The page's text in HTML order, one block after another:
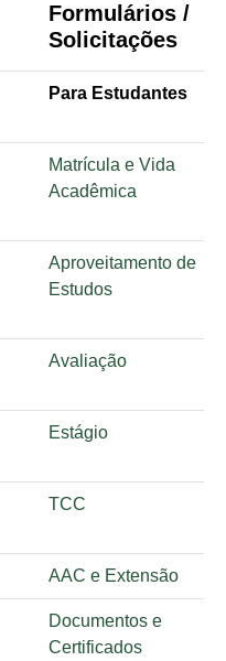
Formulários /
Solicitações
Para Estudantes
Matrícula e Vida
Acadêmica
Aproveitamento de
Estudos
Avaliação
Estágio
TCC
AAC e Extensão
Documentos e
Certificados